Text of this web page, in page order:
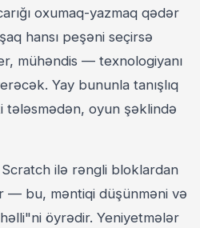
oxumaq-yazmaq qədər
hansı peşəni seçirsə
mühəndis — texnologiyanı
Yay bununla tanışlıq
tələsmədən, oyun şəklində
ilə rəngli bloklardan
— bu, məntiqi düşünməni və
öyrədir. Yeniyetmələr